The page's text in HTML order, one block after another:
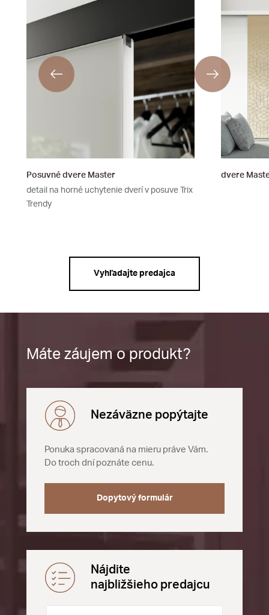
Posuvné dvere Master
detail na horné uchytenie dverí v posuve Trix
Trendy
dvere
Vyhľadajte predajca
Máte záujem o produkt?
Nezáväzne popýtajte
Ponuka spracovaná na mieru práve Vám.
Do troch dní poznáte cenu.
Dopytový formulár
Nájdite
najbližšieho predajcu